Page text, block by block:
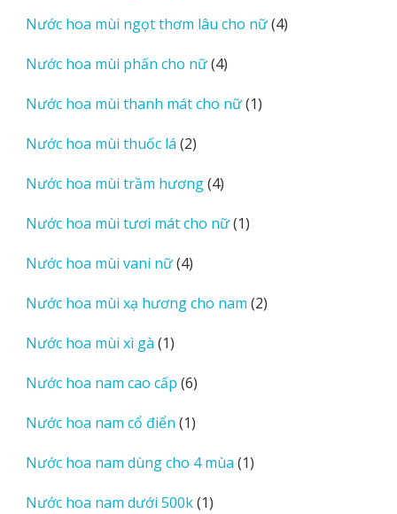
phẩm
Nước hoa mùi ngọt thơm lâu cho nữ 44
Nước hoa mùi phấn cho nữ 44
phẩm
Nước hoa mùi thanh mát cho nữ 11
Nước hoa mùi thuốc lá 22
phẩm
Nước hoa mùi trầm hương 44
phẩm
Nước hoa mùi tươi mát cho nữ 11
Nước hoa mùi vani nữ 44
phẩm
Nước hoa mùi xạ hương cho nam 22
Nước hoa mùi xì gà 11
phẩm
Nước hoa nam cao cấp 66
phẩm
Nước hoa nam cổ điển 11
phẩm
Nước hoa nam dùng cho 4 mùa 11
Nước hoa nam dưới 500k 11